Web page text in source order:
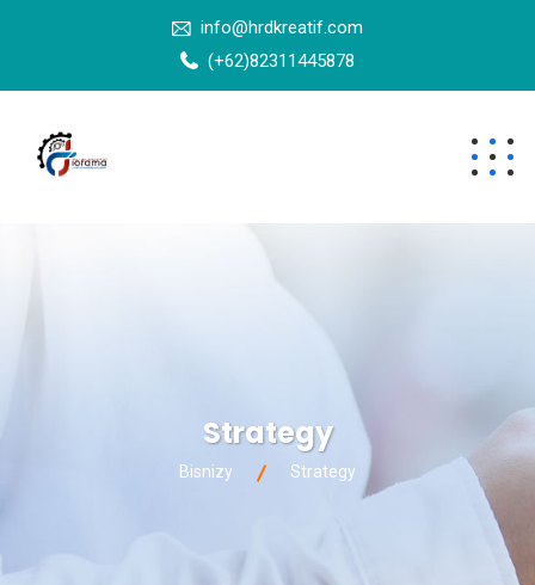
info@hrdkreatif.com
(+62)82311445878
Strategy
Bisnizy Strategy